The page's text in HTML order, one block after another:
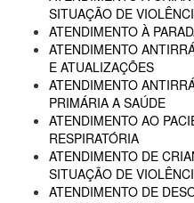
SITUAÇÃO DE
ATENDIMENTO À
ATENDIMENTO
E ATUALIZAÇÕES
ATENDIMENTO
PRIMÁRIA A SAÚDE
ATENDIMENTO AO
RESPIRATÓRIA
ATENDIMENTO DE
SITUAÇÃO DE
ATENDIMENTO DE